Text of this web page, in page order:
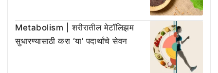
Metabolism | शरीरातील मेटॉलिझम
सुधारण्यासाठी करा ‘या’ पदार्थांचे सेवन